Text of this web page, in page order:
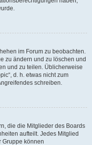
im Forum zu beobachten.
zu ändern und zu löschen und
und zu teilen. Üblicherweise
d. h. etwas nicht zum
schreiben.
die die Mitglieder des Boards
aufteilt. Jedes Mitglied
Gruppe können